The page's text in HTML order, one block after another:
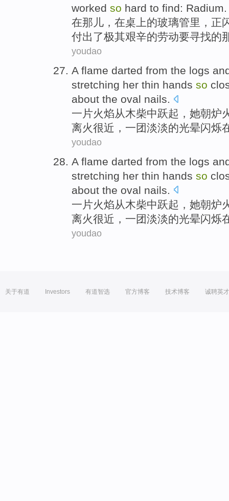
worked so hard to find: Radium.
在那儿 ，在桌上的玻璃管里，正
付出了极其艰辛的劳动要寻找的
youdao
A flame darted from the logs
stretching her thin hands so
about the oval nails.
一 片火焰从木柴中跃起 ， 她朝炉
离火很近，一团淡淡的光晕闪烁
youdao
A flame darted from the logs
stretching her thin hands so
about the oval nails
一 片火焰从木柴中跃起 ， 她朝炉
离火很近，一团淡淡的光晕闪烁
youdao
关于有道 Investors 有道智选 官方博客 技术博客 诚聘英才